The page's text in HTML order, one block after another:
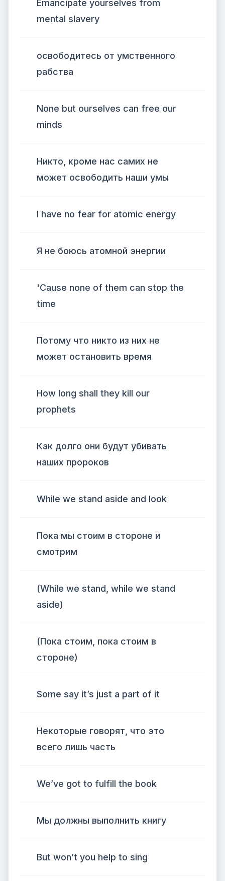
Emancipate yourselves from
mental slavery
освободитесь от умственного
рабства
None but ourselves can free our
minds
Никто, кроме нас самих не
может освободить наши умы
I have no fear for atomic energy
Я не боюсь атомной энергии
'Cause none of them can stop the
time
Потому что никто из них не
может остановить время
How long shall they kill our
prophets
Как долго они будут убивать
наших пророков
While we stand aside and look
Пока мы стоим в стороне и
смотрим
(While we stand, while we stand
aside)
(Пока стоим, пока стоим в
стороне)
Some say it’s just a part of it
Некоторые говорят, что это
всего лишь часть
We’ve got to fulfill the book
Мы должны выполнить книгу
But won’t you help to sing